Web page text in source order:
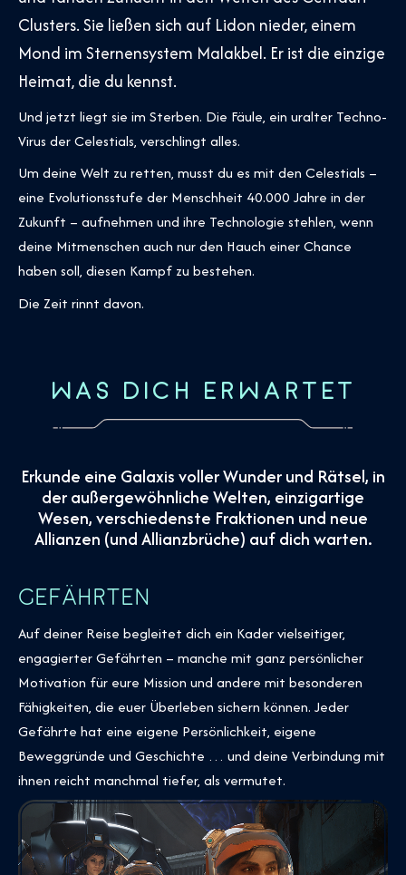
Clusters. Sie ließen sich auf Lidon nieder, einem
Mond im Sternensystem Malakbel. Er ist die einzige
Heimat, die du kennst.
Und jetzt liegt sie im Sterben. Die Fäule, ein uralter Techno-
Virus der Celestials, verschlingt alles.
Um deine Welt zu retten, musst du es mit den Celestials –
eine Evolutionsstufe der Menschheit 40.000 Jahre in der
Zukunft – aufnehmen und ihre Technologie stehlen, wenn
deine Mitmenschen auch nur den Hauch einer Chance
haben soll, diesen Kampf zu bestehen.
Die Zeit rinnt davon.
WAS DICH ERWARTET
Erkunde eine Galaxis voller Wunder und Rätsel, in
der außergewöhnliche Welten, einzigartige
Wesen, verschiedenste Fraktionen und neue
Allianzen (und Allianzbrüche) auf dich warten.
GEFÄHRTEN
Auf deiner Reise begleitet dich ein Kader vielseitiger,
engagierter Gefährten – manche mit ganz persönlicher
Motivation für eure Mission und andere mit besonderen
Fähigkeiten, die euer Überleben sichern können. Jeder
Gefährte hat eine eigene Persönlichkeit, eigene
Beweggründe und Geschichte … und deine Verbindung mit
ihnen reicht manchmal tiefer, als vermutet.